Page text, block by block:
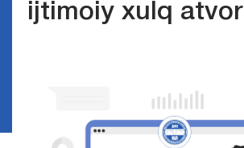
ijtimoiy xulq atvor